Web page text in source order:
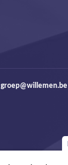
groep@willemen.be